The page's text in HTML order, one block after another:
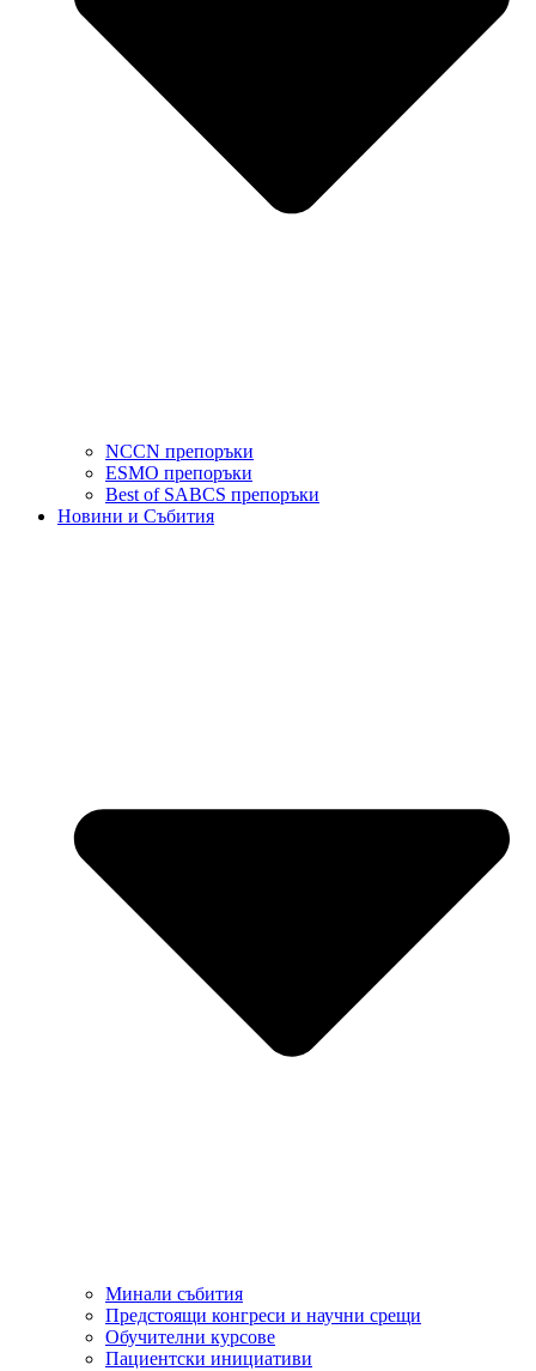
NCCN препоръки
ESMO препоръки
Best of SABCS препоръки
Новини и Събития
Минали събития
Предстоящи конгреси и научни срещи
Обучителни курсове
Пациентски инициативи